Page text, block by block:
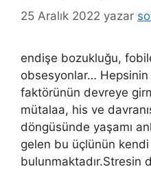
25 Aralık 2022 yazar
endişe bozukluğu,
obsesyonlar…
faktörünün devreye
mütalaa, his ve
döngüsünde yaşamı
gelen bu üçlünün kendi
bulunmaktadır.Stresin